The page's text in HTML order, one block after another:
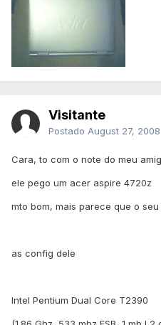
Visitante
Postado August 27, 2008
Cara, to com o note do meu
ele pego um acer aspire 4720z
mto bom, mais parece que o
as config dele
Intel Pentium Dual Core T2390